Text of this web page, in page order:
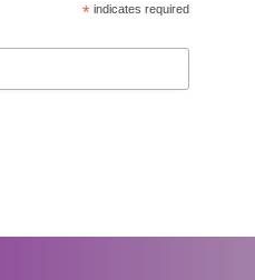
*indicates required